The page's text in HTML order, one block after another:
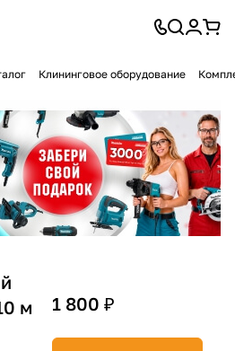
Клининговое оборудование
м
1 800 ₽